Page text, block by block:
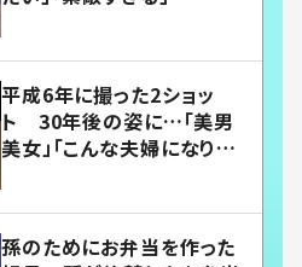
平成6年に撮った2ショッ
ト 30年後の姿に…「美男
美女」「こんな夫婦になりた
孫のためにお弁当を作った